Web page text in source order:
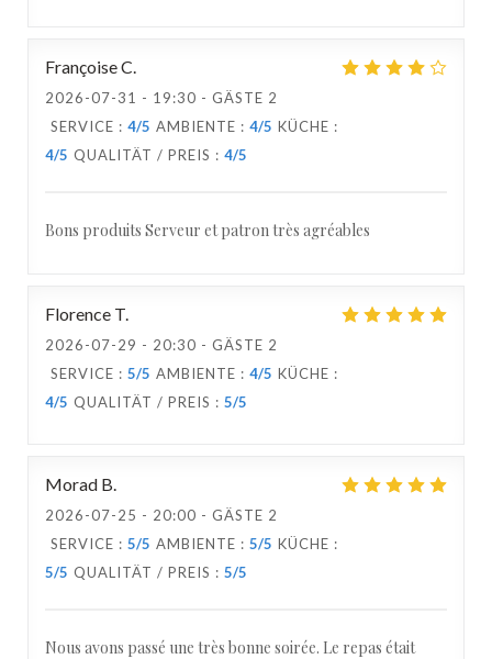
FrançoiseC
2026-07-31 - 19:30 - GÄSTE 2
SERVICE : 4/5 AMBIENTE : 4/5 KÜCHE :
4/5 QUALITÄT / PREIS : 4/5
Bons produits Serveur et patron très agréables
Florence T
2026-07-29 - 20:30 - GÄSTE 2
SERVICE : 5/5 AMBIENTE : 4/5 KÜCHE :
4/5 QUALITÄT / PREIS : 5/5
Morad B
2026-07-25 - 20:00 - GÄSTE 2
SERVICE : 5/5 AMBIENTE : 5/5 KÜCHE :
5/5 QUALITÄT / PREIS : 5/5
Nous avons passé une très bonne soirée. Le repas était